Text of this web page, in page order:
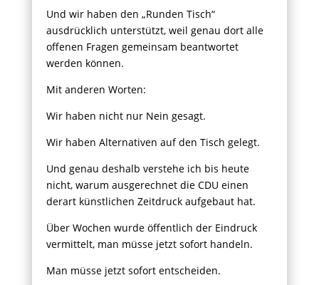
Und wir haben den „Runden Tisch“
ausdrücklich unterstützt, weil genau dort alle
offenen Fragen gemeinsam beantwortet
werden können.
Mit anderen Worten:
Wir haben nicht nur Nein gesagt.
Wir haben Alternativen auf den Tisch gelegt.
Und genau deshalb verstehe ich bis heute
nicht, warum ausgerechnet die CDU einen
derart künstlichen Zeitdruck aufgebaut hat.
Über Wochen wurde öffentlich der Eindruck
vermittelt, man müsse jetzt sofort handeln.
Man müsse jetzt sofort entscheiden.